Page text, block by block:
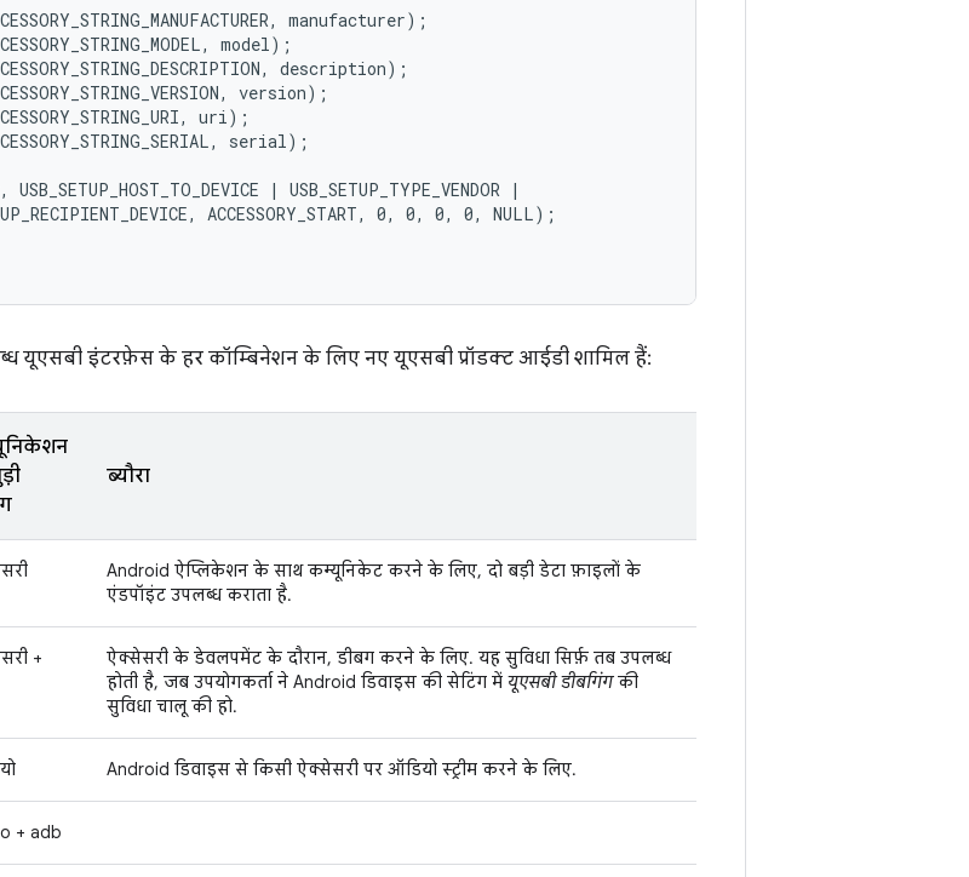
manufacturer);
model);
description);
version);
uri);
serial);
USB_SETUP_HOST_TO_DEVICE | USB_SETUP_TYPE_VENDOR |
ACCESSORY_START, 0, 0, 0, 0, NULL);
यूएसबी इंटरफ़ेस के हर कॉम्बिनेशन के लिए नए यूएसबी प्रॉडक्ट आईडी शामिल हैं:
ब्यौरा
Android ऐप्लिकेशन के साथ कम्यूनिकेट करने के लिए, दो बड़ी डेटा फ़ाइलों के
एंडपॉइंट उपलब्ध कराता है.
+
ऐक्सेसरी के डेवलपमेंट के दौरान, डीबग करने के लिए. यह सुविधा सिर्फ़ तब उपलब्ध
होती है, जब उपयोगकर्ता ने Android डिवाइस की सेटिंग में यूएसबी डीबगिंगकी
सुविधा चालू की हो.
Android डिवाइस से किसी ऐक्सेसरी पर ऑडियो स्ट्रीम करने के लिए.
+ adb